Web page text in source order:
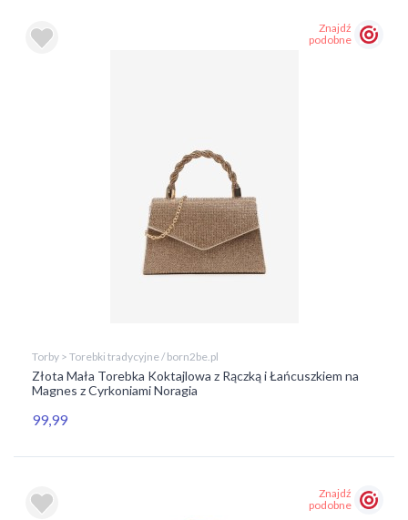
Znajdź
podobne
Torby > Torebki tradycyjne / born2be.pl
Złota Mała Torebka Koktajlowa z Rączką i Łańcuszkiem na
Magnes z Cyrkoniami Noragia
99,99
Znajdź
podobne